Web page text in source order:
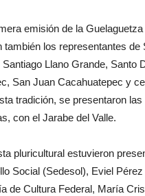
emisión de la
también los representantes
Llano Grande, Santo
San Juan Cacahuatepec y
tradición, se presentaron las
con el Jarabe del Valle.
pluricultural estuvieron
Social (Sedesol), Eviel
de Cultura Federal, María